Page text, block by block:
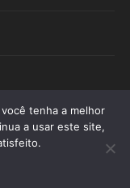
All rights
tenha a melhor
a usar este site,